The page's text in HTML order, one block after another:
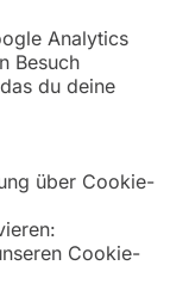
Analytics
Besuch
du deine
über Cookie-
Cookie-